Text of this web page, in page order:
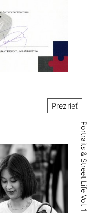
Prezrieť
Portraits & Street Life Vol. 1